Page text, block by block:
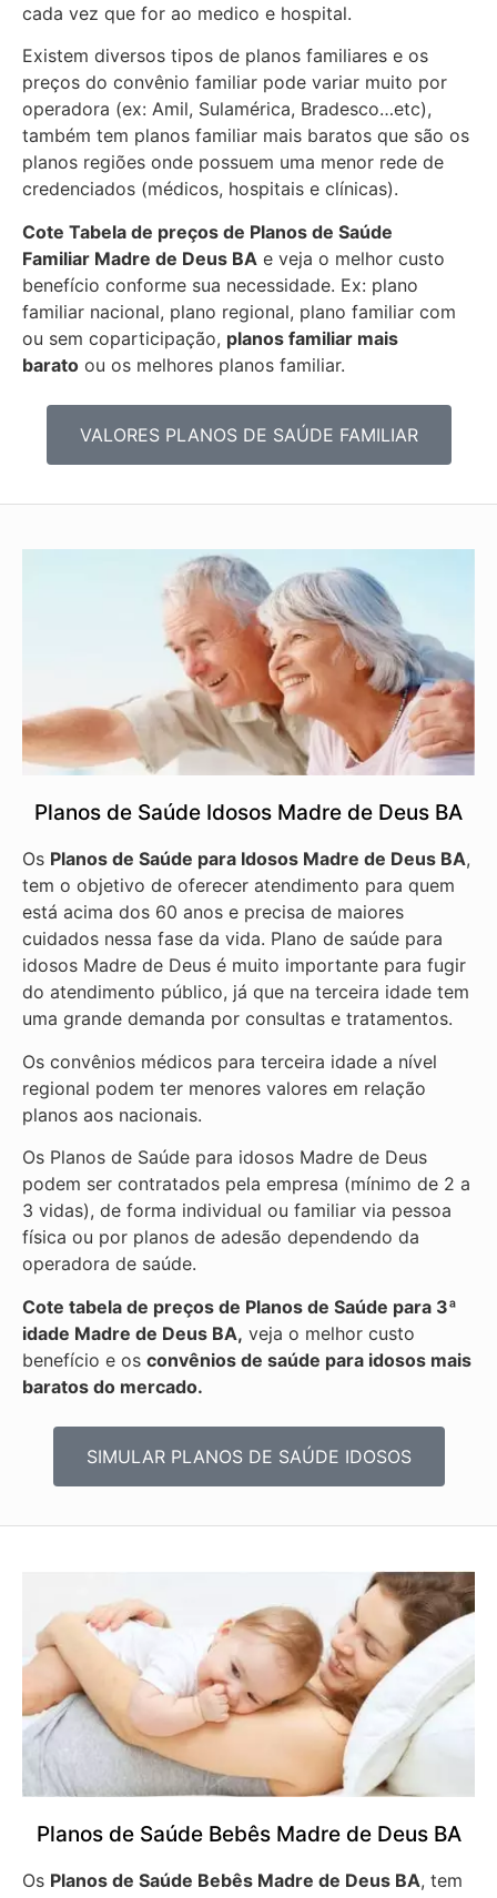
cada vez que for ao medico e hospital.
Existem diversos tipos de planos familiares e os
preços do convênio familiar pode variar muito por
operadora (ex: Amil, Sulamérica, Bradesco…etc),
também tem planos familiar mais baratos que são os
planos regiões onde possuem uma menor rede de
credenciados (médicos, hospitais e clínicas).
Cote Tabela de preços de Planos de Saúde
Familiar Madre de Deus BA e veja o melhor custo
benefício conforme sua necessidade. Ex: plano
familiar nacional, plano regional, plano familiar com
ou sem coparticipação, planos familiar mais
barato ou os melhores planos familiar.
VALORES PLANOS DE SAÚDE FAMILIAR
Planos de Saúde Idosos Madre de Deus BA
Os Planos de Saúde para Idosos Madre de Deus BA,
tem o objetivo de oferecer atendimento para quem
está acima dos 60 anos e precisa de maiores
cuidados nessa fase da vida. Plano de saúde para
idosos Madre de Deus é muito importante para fugir
do atendimento público, já que na terceira idade tem
uma grande demanda por consultas e tratamentos.
Os convênios médicos para terceira idade a nível
regional podem ter menores valores em relação
planos aos nacionais.
Os Planos de Saúde para idosos Madre de Deus
podem ser contratados pela empresa (mínimo de 2 a
3 vidas), de forma individual ou familiar via pessoa
física ou por planos de adesão dependendo da
operadora de saúde.
Cote tabela de preços de Planos de Saúde para 3ª
idade Madre de Deus BA, veja o melhor custo
benefício e os convênios de saúde para idosos mais
baratos do mercado.
SIMULAR PLANOS DE SAÚDE IDOSOS
Planos de Saúde Bebês Madre de Deus BA
Os Planos de Saúde Bebês Madre de Deus BA, tem